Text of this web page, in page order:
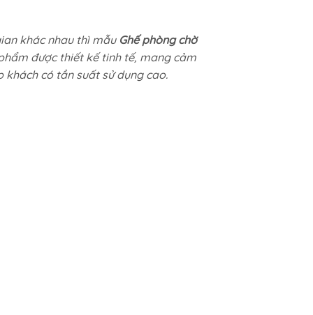
khác nhau thì mẫu Ghế phòng chờ
được thiết kế tinh tế, mang cảm
có tần suất sử dụng cao.